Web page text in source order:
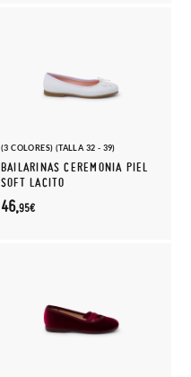
(3 COLORES) (TALLA 32 - 39)
BAILARINAS CEREMONIA PIEL
SOFT LACITO
46,95€